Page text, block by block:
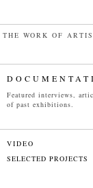
THE WORK OF
Featured interviews,
of past exhibitions.
VIDEO
SELECTED PROJECTS